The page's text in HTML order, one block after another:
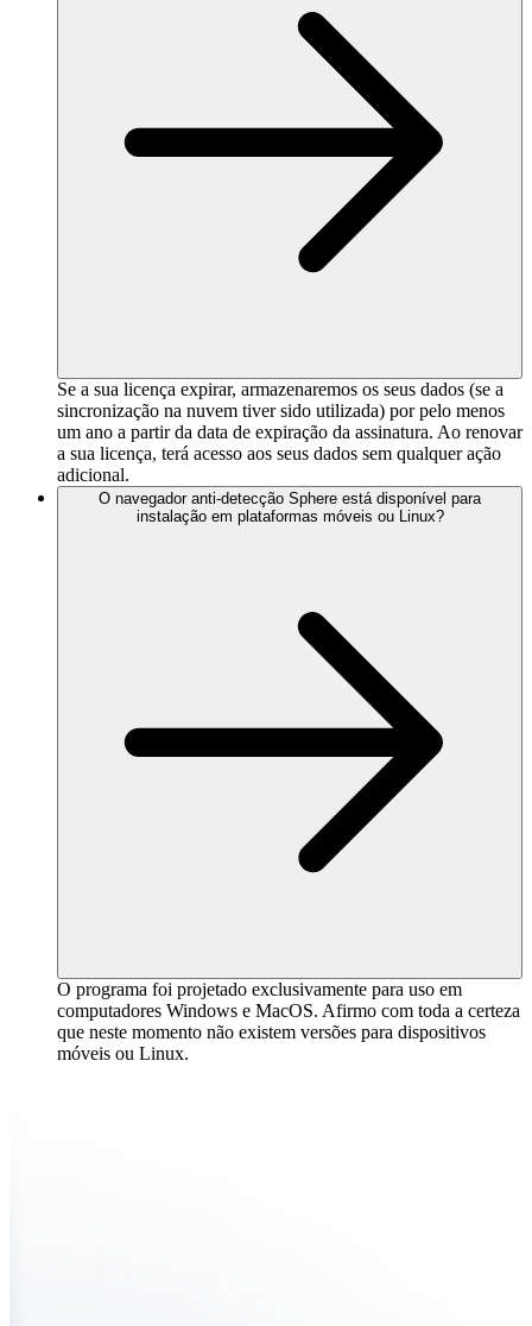
Se a sua licença expirar, armazenaremos os seus dados (se a
sincronização na nuvem tiver sido utilizada) por pelo menos
um ano a partir da data de expiração da assinatura. Ao renovar
a sua licença, terá acesso aos seus dados sem qualquer ação
adicional.
O navegador anti-detecção Sphere está disponível para
instalação em plataformas móveis ou Linux?
O programa foi projetado exclusivamente para uso em
computadores Windows e MacOS. Afirmo com toda a certeza
que neste momento não existem versões para dispositivos
móveis ou Linux.